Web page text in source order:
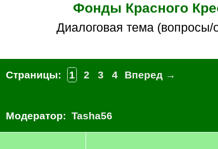
Фонды Красного
Диалоговая тема (вопросы/
Страницы: 1 2 3 4 Вперед →
Модератор: Tasha56